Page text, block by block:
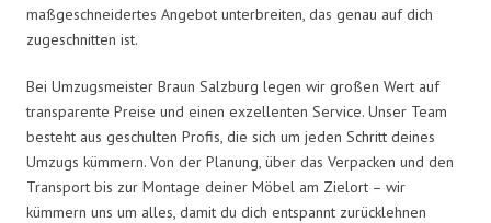
maßgeschneidertes Angebot unterbreiten, das genau auf dich
zugeschnitten ist.
Bei Umzugsmeister Braun Salzburg legen wir großen Wert auf
transparente Preise und einen exzellenten Service. Unser Team
besteht aus geschulten Profis, die sich um jeden Schritt deines
Umzugs kümmern. Von der Planung, über das Verpacken und den
Transport bis zur Montage deiner Möbel am Zielort – wir
kümmern uns um alles, damit du dich entspannt zurücklehnen